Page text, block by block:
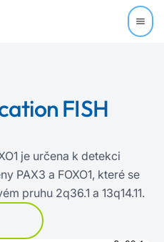
FISH
je určena k detekci
PAX3 a FOXO1, které se
pruhu 2q36.1 a 13q14.11.